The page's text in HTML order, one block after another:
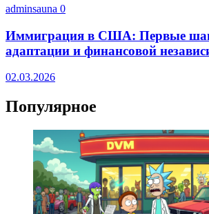
adminsauna 0
Иммиграция в США: Первые
адаптации и финансовой
02.03.2026
Популярное